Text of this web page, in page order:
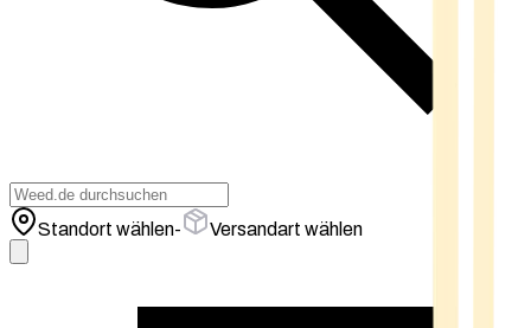
Standort wählen- Versandart wählen